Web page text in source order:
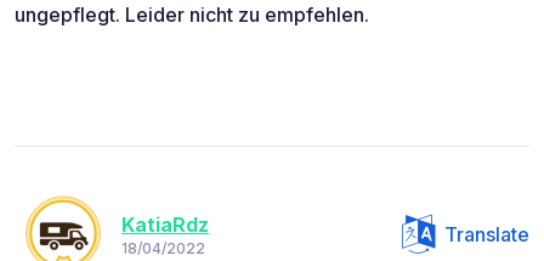
ungepflegt. Leider nicht zu empfehlen.
KatiaRdz
18/04/2022
Translate